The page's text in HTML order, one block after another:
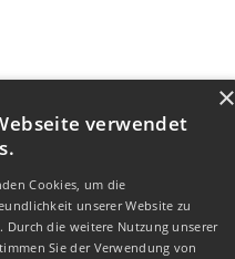
×
verwendet
Cookies, um die
unserer Website zu
Durch die weitere Nutzung unserer
Sie der Verwendung von